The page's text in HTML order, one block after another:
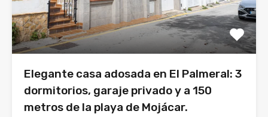
Elegante casa adosada en El Palmeral: 3
dormitorios, garaje privado y a 150
metros de la playa de Mojácar.